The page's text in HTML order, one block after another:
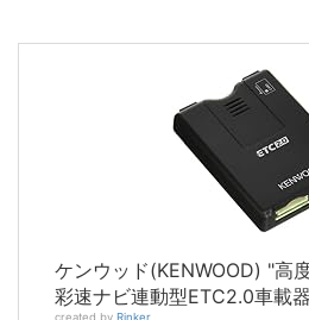
ケンウッド(KENWOOD) "高
彩速ナビ連動型ETC2.0車載
created by Rinker